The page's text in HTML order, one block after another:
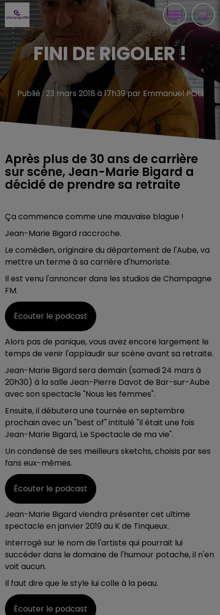
FINI DE RIGOLER !
Publié : 23 mars 2018 à 17h39 par Emmanuel POLI
Après plus de 30 ans de carrière
sur scène, Jean-Marie Bigard a
décidé de prendre sa retraite
Ça commence comme une mauvaise blague !
Jean-Marie Bigard raccroche.
Le comédien, originaire du département de l'Aube, va
mettre un terme à sa carrière d'humoriste.
Il est venu l'annoncer dans les studios de Champagne
FM.
Écouter le podcast
Alors pas de panique, vous avez encore largement le
temps de venir l'applaudir sur scène avant sa retraite.
Jean-Marie Bigard sera demain (samedi 24 mars à
20h30) à la salle Jean-Pierre Davot de Bar-sur-Aube
avec son spectacle "Nous les femmes".
Ensuite, il débutera une tournée en septembre
prochain avec un "best of" intitulé "Il était une fois
Jean-Marie Bigard, Le Spectacle de ma vie".
Un condensé de ses meilleurs sketchs, choisis par ses
fans eux-mêmes.
Écouter le podcast
Jean-Marie Bigard viendra présenter cet ultime
spectacle en janvier 2019 au K de Tinqueux.
Interrogé sur le nom de l'artiste qui pourrait lui
succéder dans le domaine de l'humour potache, il n'en
voit aucun.
Il faut dire que le style lui colle à la peau.
Écouter le podcast